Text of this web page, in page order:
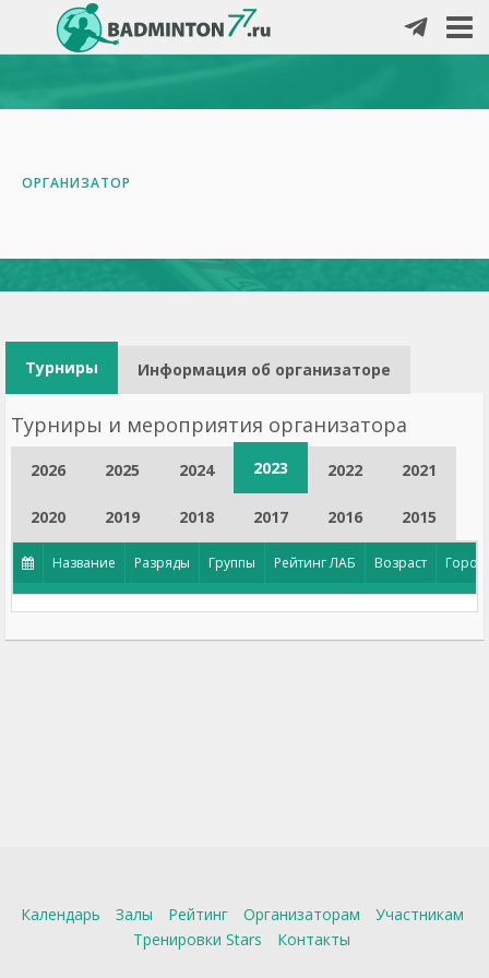
ОРГАНИЗАТОР
Турниры Информация об организаторе
Турниры и мероприятия организатора
2026 2025 2024 2023 2022 2021
2020 2019 2018 2017 2016 2015
Название Разряды Группы Рейтинг ЛАБ Возраст Город
Календарь Залы Рейтинг Организаторам
Участникам
Тренировки Stars
Контакты